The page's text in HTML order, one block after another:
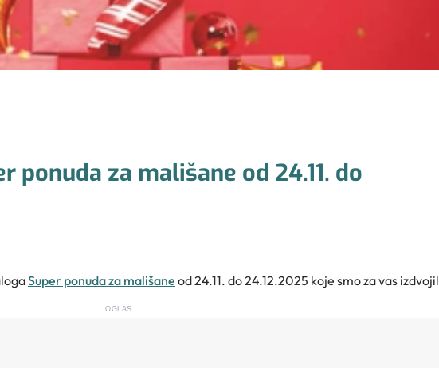
ponuda za mališane od 24.11. do
Super ponuda za mališane od 24.11. do 24.12.2025 koje smo za vas
OGLAS